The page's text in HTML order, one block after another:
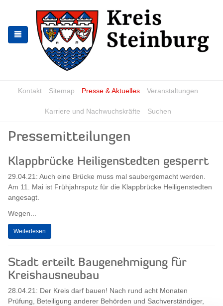
springen
springen
Kontakt Sitemap Presse & Aktuelles Veranstaltungen
Karriere und Nachwuchskräfte Suchen
Pressemitteilungen
Klappbrücke Heiligenstedten gesperrt
29.04.21: Auch eine Brücke muss mal saubergemacht werden.
Am 11. Mai ist Frühjahrsputz für die Klappbrücke Heiligenstedten
angesagt.
Wegen...
Weiterlesen
Stadt erteilt Baugenehmigung für
Kreishausneubau
28.04.21: Der Kreis darf bauen! Nach rund acht Monaten
Prüfung, Beteiligung anderer Behörden und Sachverständiger,